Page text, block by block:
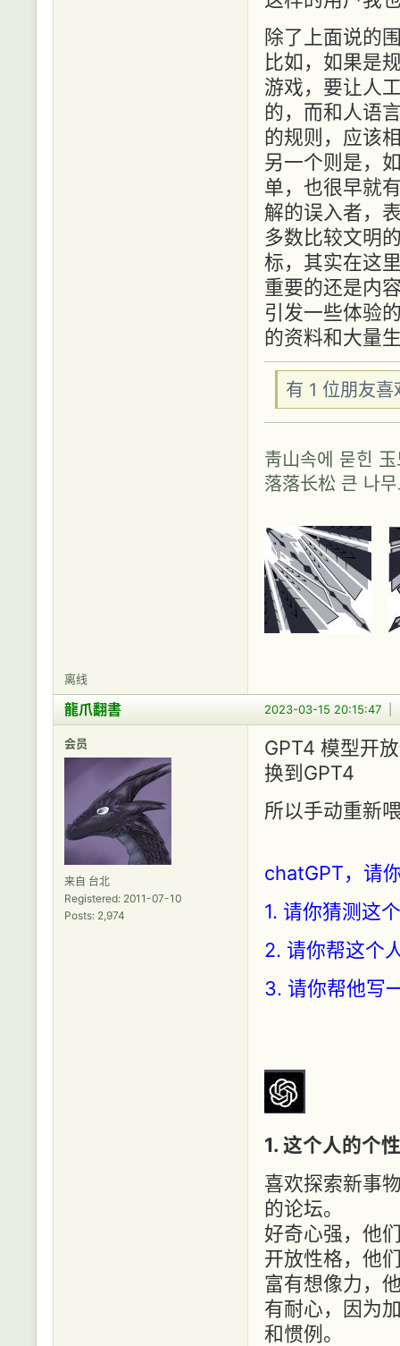
除了上面说的
比如，如果是
游戏，要让人
的，而和人语
的规则，应该
另一个则是，
单，也很早就
解的误入者，
多数比较文明
标，其实在这
重要的还是内
引发一些体验
的资料和大量
有 1 位朋友
靑山속에 묻힌
落落长松 큰 나
离线
2023-03-15 20:15:47
龍爪翻書
会员
来自 台北
Registered: 2011-07-10
Posts: 2,974
GPT4 模型开
换到GPT4
所以手动重新
chatGPT，请
1. 请你猜测这
2. 请你帮这个
3. 请你帮他写
1. 这个人的个
喜欢探索新事
的论坛。
好奇心强，他
开放性格，他
富有想像力，
有耐心，因为
和惯例。